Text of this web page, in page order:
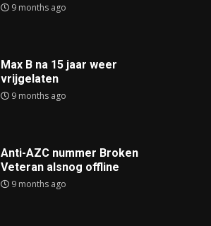
9 months ago
Max B na 15 jaar weer
vrijgelaten
9 months ago
Anti-AZC nummer Broken
Veteran alsnog offline
9 months ago